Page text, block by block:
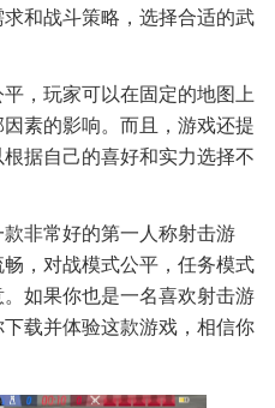
和战斗策略，选择合适的武
，玩家可以在固定的地图上
素的影响。而且，游戏还提
据自己的喜好和实力选择不
非常好的第一人称射击游
，对战模式公平，任务模式
如果你也是一名喜欢射击游
载并体验这款游戏，相信你